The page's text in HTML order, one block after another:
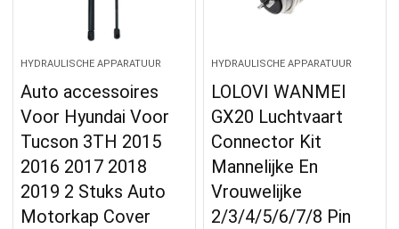
HYDRAULISCHE APPARATUUR
Auto accessoires
Voor Hyundai Voor
Tucson 3TH 2015
2016 2017 2018
2019 2 Stuks Auto
Motorkap Cover
HYDRAULISCHE APPARATUUR
LOLOVI WANMEI
GX20 Luchtvaart
Connector Kit
Mannelijke En
Vrouwelijke
2/3/4/5/6/7/8 Pin